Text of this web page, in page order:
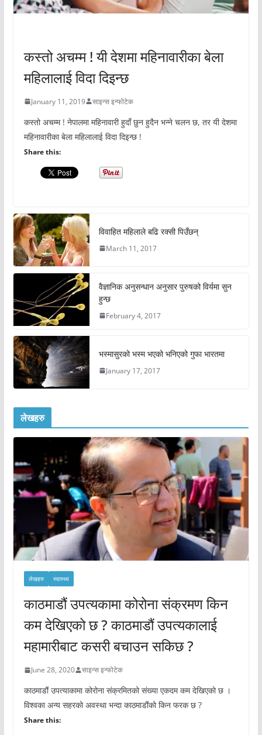
कस्तो अचम्म ! यी देशमा महिनावारीका बेला
महिलालाई विदा दिइन्छ
January 11, 2019 साइन्स इन्फोटेक
कस्तो अचम्म ! नेपालमा महिनावारी हुदाँ छुन हुदैन भन्ने चलन छ, तर यी देशमा
महिनावारीका बेला महिलालाई विदा दिइन्छ !
Share this:
विवाहित महिलाले बढि रक्सी पिउँछन्
March 11, 2017
वैज्ञानिक अनुसन्धान अनुसार पुरुषको विर्यमा सुन
हुन्छ
February 4, 2017
भस्मासुरको भस्म भएको भनिएको गुफा भारतमा
January 17, 2017
लेखहरु
लेखहरु स्वास्थ्य
काठमाडौं उपत्यकामा कोरोना संक्रमण किन
कम देखिएको छ ? काठमाडौं उपत्यकालाई
महामारीबाट कसरी बचाउन सकिछ ?
June 28, 2020 साइन्स इन्फोटेक
काठमाडौं उपत्याकामा कोरोना संक्रमितको संख्या एकदम कम देखिएको छ ।
विश्वका अन्य सहरको अवस्था भन्दा काठमाडौंको किन फरक छ ?
Share this: